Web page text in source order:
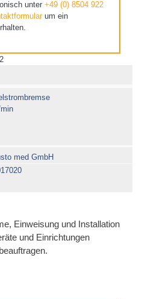
unter +49 (0) 8504 922
um ein
med GmbH
Einweisung und Installation
und Einrichtungen